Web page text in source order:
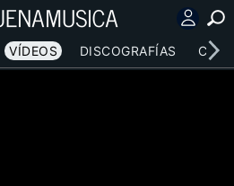
VÍDEOS DISCOGRAFÍAS